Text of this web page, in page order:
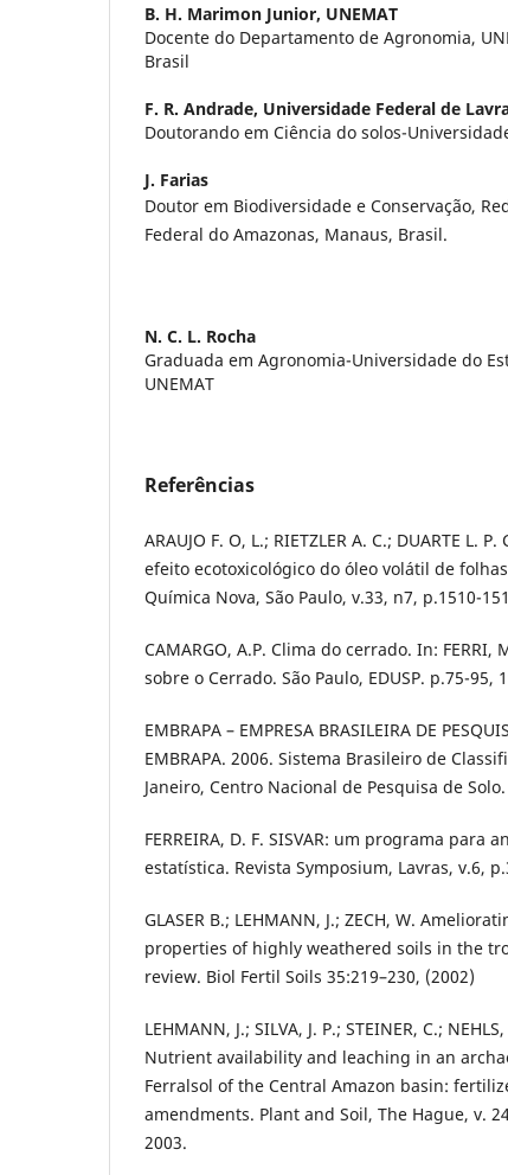
B. H. Marimon Junior, UNEMAT
Docente do Departamento de Agronomia,
Brasil
F. R. Andrade, Universidade Federal de
Doutorando em Ciência do solos-
J. Farias
Doutor em Biodiversidade e Conservação,
Federal do Amazonas, Manaus, Brasil.
N. C. L. Rocha
Graduada em Agronomia-Universidade do
UNEMAT
Referências
ARAUJO F. O, L.; RIETZLER A. C.; DUARTE L.
efeito ecotoxicológico do óleo volátil de
Química Nova, São Paulo, v.33, n7, p.1510-
CAMARGO, A.P. Clima do cerrado. In: FERRI,
sobre o Cerrado. São Paulo, EDUSP. p.75-95,
EMBRAPA – EMPRESA BRASILEIRA DE
EMBRAPA. 2006. Sistema Brasileiro de
Janeiro, Centro Nacional de Pesquisa de
FERREIRA, D. F. SISVAR: um programa para
estatística. Revista Symposium, Lavras, v.6,
GLASER B.; LEHMANN, J.; ZECH, W.
properties of highly weathered soils in the
review. Biol Fertil Soils 35:219–230, (2002)
LEHMANN, J.; SILVA, J. P.; STEINER, C.;
Nutrient availability and leaching in an
Ferralsol of the Central Amazon basin:
amendments. Plant and Soil, The Hague, v.
2003.